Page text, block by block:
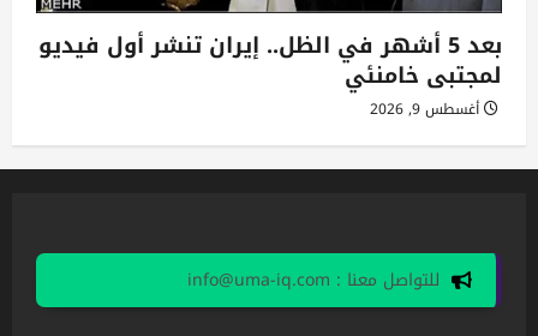
بعد 5 أشهر في الظل.. إيران تنشر أول فيديو
لمجتبى خامنئي
أغسطس 9, 2026
للتواصل معنا : info@uma-iq.com